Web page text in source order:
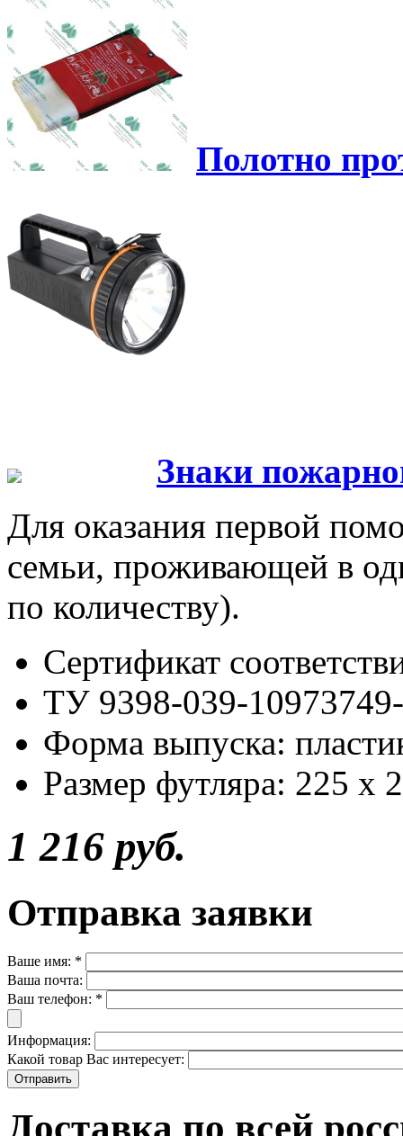
Полотно
Знаки
Для оказания первой
семьи, проживающей в
по количеству).
Сертификат
ТУ 9398-039-
Форма выпуска:
Размер футляра: 225 x
1 216 руб.
Отправка заявки
Ваше имя: *
Ваша почта:
Ваш телефон: *
Информация:
Какой товар Вас интересует: